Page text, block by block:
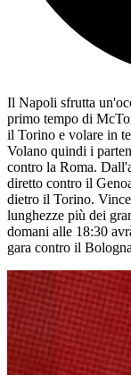
Il Napoli sfrutta
primo tempo di
il Torino e volare in
Volano quindi i
contro la Roma.
diretto contro il
dietro il Torino.
lunghezze più dei
domani alle 18:30
gara contro il